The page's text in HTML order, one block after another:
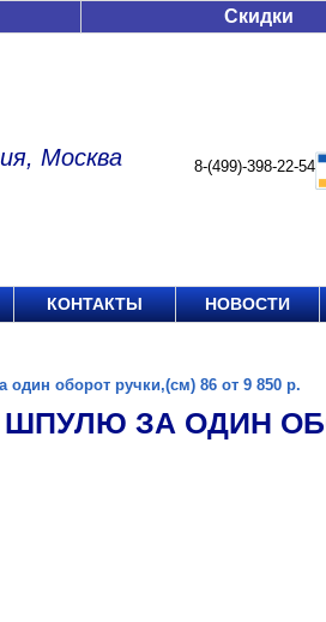
Скидки
Москва 8-(499)-398-22-54
КОНТАКТЫ НОВОСТИ
оборот ручки,(см) 86 от 9 850 р.
ШПУЛЮ ЗА ОДИН